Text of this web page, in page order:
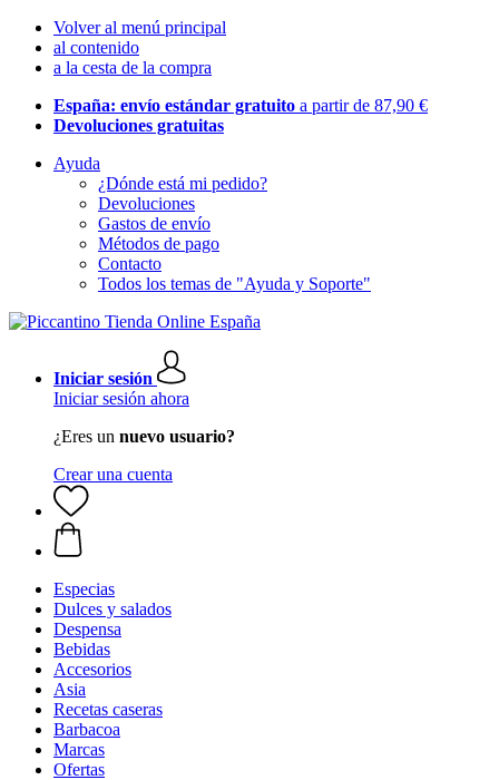
Volver al menú principal
al contenido
a la cesta de la compra
España: envío estándar gratuito a partir de 87,90 €
Devoluciones gratuitas
Ayuda
¿Dónde está mi pedido?
Devoluciones
Gastos de envío
Métodos de pago
Contacto
Todos los temas de "Ayuda y Soporte"
Iniciar sesión
Iniciar sesión ahora
¿Eres un nuevo usuario?
Crear una cuenta
Especias
Dulces y salados
Despensa
Bebidas
Accesorios
Asia
Recetas caseras
Barbacoa
Marcas
Ofertas